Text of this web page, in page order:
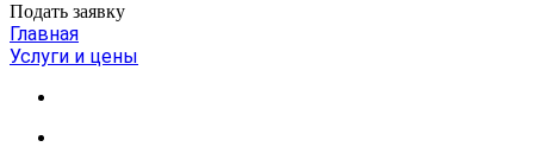
Подать заявку
Главная
Услуги и цены